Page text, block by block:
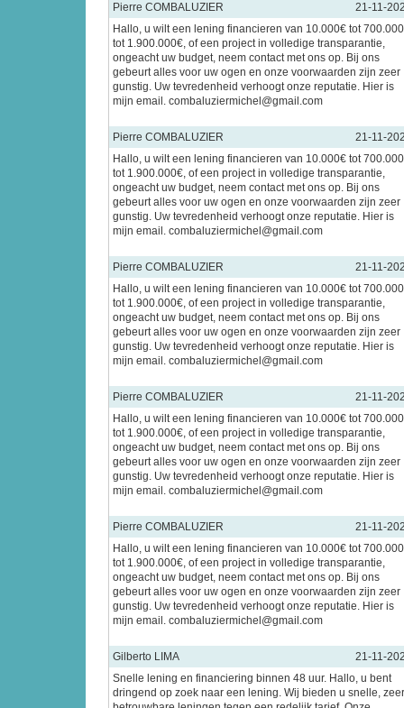
Pierre COMBALUZIER
21-11-
Hallo, u wilt een lening financieren van 10.000€ tot
tot 1.900.000€, of een project in volledige transparantie,
ongeacht uw budget, neem contact met ons op. Bij ons
gebeurt alles voor uw ogen en onze voorwaarden zijn zeer
gunstig. Uw tevredenheid verhoogt onze reputatie. Hier is
mijn email. combaluziermichel@gmail.com
Pierre COMBALUZIER
21-11-
Hallo, u wilt een lening financieren van 10.000€ tot
tot 1.900.000€, of een project in volledige transparantie,
ongeacht uw budget, neem contact met ons op. Bij ons
gebeurt alles voor uw ogen en onze voorwaarden zijn zeer
gunstig. Uw tevredenheid verhoogt onze reputatie. Hier is
mijn email. combaluziermichel@gmail.com
Pierre COMBALUZIER
21-11-
Hallo, u wilt een lening financieren van 10.000€ tot
tot 1.900.000€, of een project in volledige transparantie,
ongeacht uw budget, neem contact met ons op. Bij ons
gebeurt alles voor uw ogen en onze voorwaarden zijn zeer
gunstig. Uw tevredenheid verhoogt onze reputatie. Hier is
mijn email. combaluziermichel@gmail.com
Pierre COMBALUZIER
21-11-
Hallo, u wilt een lening financieren van 10.000€ tot
tot 1.900.000€, of een project in volledige transparantie,
ongeacht uw budget, neem contact met ons op. Bij ons
gebeurt alles voor uw ogen en onze voorwaarden zijn zeer
gunstig. Uw tevredenheid verhoogt onze reputatie. Hier is
mijn email. combaluziermichel@gmail.com
Pierre COMBALUZIER
21-11-
Hallo, u wilt een lening financieren van 10.000€ tot
tot 1.900.000€, of een project in volledige transparantie,
ongeacht uw budget, neem contact met ons op. Bij ons
gebeurt alles voor uw ogen en onze voorwaarden zijn zeer
gunstig. Uw tevredenheid verhoogt onze reputatie. Hier is
mijn email. combaluziermichel@gmail.com
Gilberto LIMA
21-11-
Snelle lening en financiering binnen 48 uur. Hallo, u bent
dringend op zoek naar een lening. Wij bieden u snelle, zeer